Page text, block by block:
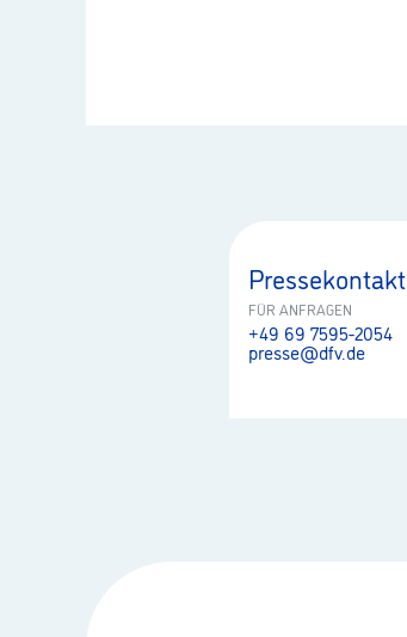
Pressekontakt
FÜR ANFRAGEN
+49 69 7595-2054
presse@dfv.de